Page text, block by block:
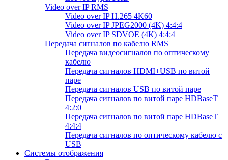
Video over IP RMS
Video over IP H.265 4K60
Video over IP JPEG2000 (4K) 4:4:4
Video over IP SDVOE (4K) 4:4:4
Передача сигналов по кабелю RMS
Передача видеосигналов по оптическому
кабелю
Передача сигналов HDMI+USB по витой
паре
Передача сигналов USB по витой паре
Передача сигналов по витой паре HDBaseT
4:2:0
Передача сигналов по витой паре HDBaseT
4:4:4
Передача сигналов по оптическому кабелю с
USB
Системы отображения